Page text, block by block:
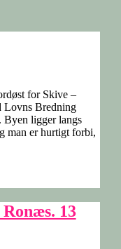
for Skive –
Lovns Bredning
ligger langs
man er hurtigt forbi,
13